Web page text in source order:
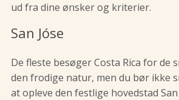
ud fra dine ønsker og kriterier.
San Jóse
De fleste besøger Costa Rica for de
den frodige natur, men du bør ikke
at opleve den festlige hovedstad San